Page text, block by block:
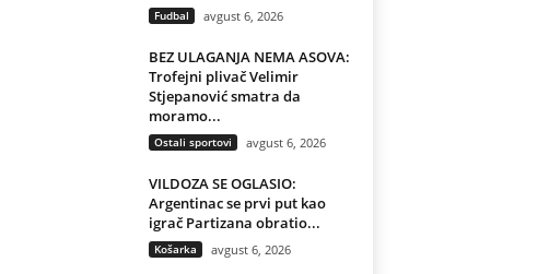
Fudbal avgust 6, 2026
BEZ ULAGANJA NEMA ASOVA:
Trofejni plivač Velimir
Stjepanović smatra da
moramo...
Ostali sportovi avgust 6, 2026
VILDOZA SE OGLASIO:
Argentinac se prvi put kao
igrač Partizana obratio...
Košarka avgust 6, 2026